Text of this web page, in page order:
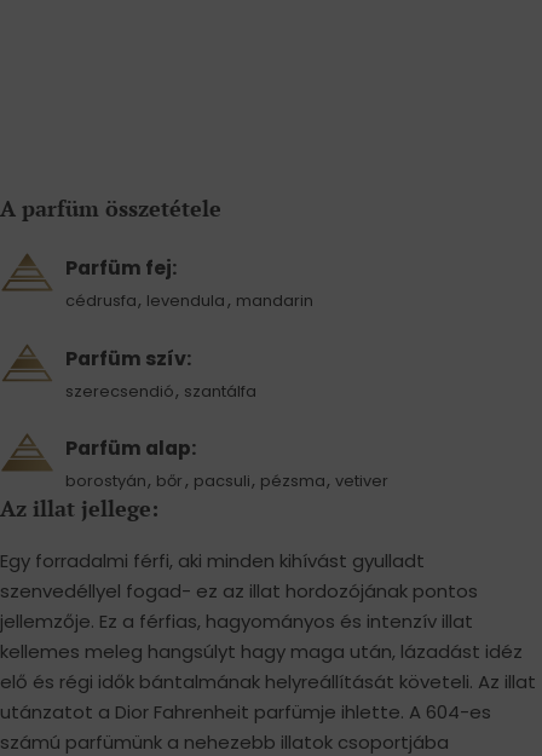
A parfüm összetétele
Parfüm fej:
cédrusfa, levendula , mandarin
Parfüm szív:
szerecsendió, szantálfa
Parfüm alap:
borostyán, bőr, pacsuli, pézsma, vetiver
Az illat jellege:
Egy forradalmi férfi, aki minden kihívást gyulladt
szenvedéllyel fogad- ez az illat hordozójának pontos
jellemzője. Ez a férfias, hagyományos és intenzív illat
kellemes meleg hangsúlyt hagy maga után, lázadást idéz
elő és régi idők bántalmának helyreállítását követeli. Az illat
utánzatot a Dior Fahrenheit parfümje ihlette. A 604-es
számú parfümünk a nehezebb illatok csoportjába